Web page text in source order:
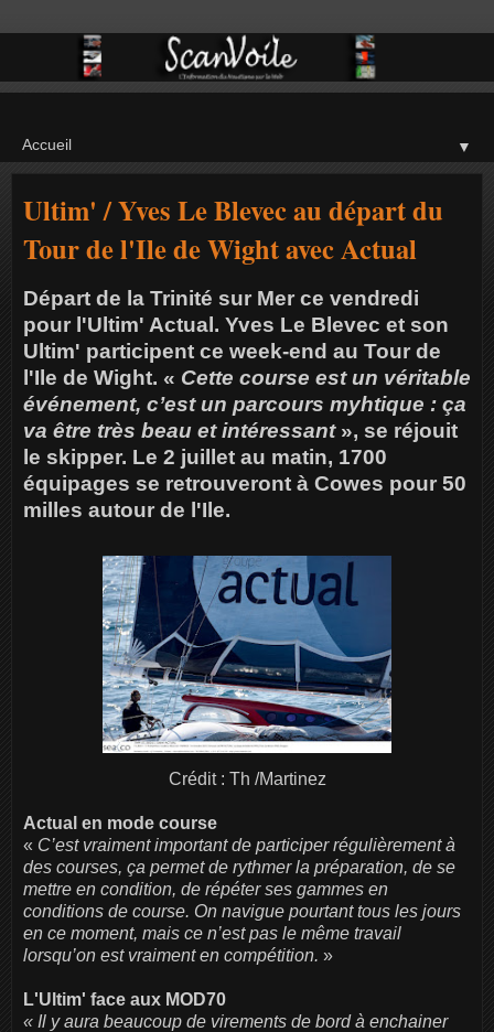
▼
Ultim' / Yves Le Blevec au départ du
Tour de l'Ile de Wight avec Actual
Départ de la Trinité sur Mer ce vendredi
pour l'Ultim' Actual. Yves Le Blevec et son
Ultim' participent ce week-end au Tour de
l'Ile de Wight. « Cette course est un véritable
événement, c’est un parcours myhtique : ça
va être très beau et intéressant », se réjouit
le skipper. Le 2 juillet au matin, 1700
équipages se retrouveront à Cowes pour 50
milles autour de l'Ile.
Crédit : Th /Martinez
Actual en mode course
« C’est vraiment important de participer régulièrement à
des courses, ça permet de rythmer la préparation, de se
mettre en condition, de répéter ses gammes en
conditions de course. On navigue pourtant tous les jours
en ce moment, mais ce n’est pas le même travail
lorsqu’on est vraiment en compétition. »
L'Ultim' face aux MOD70
« Il y aura beaucoup de virements de bord à enchainer